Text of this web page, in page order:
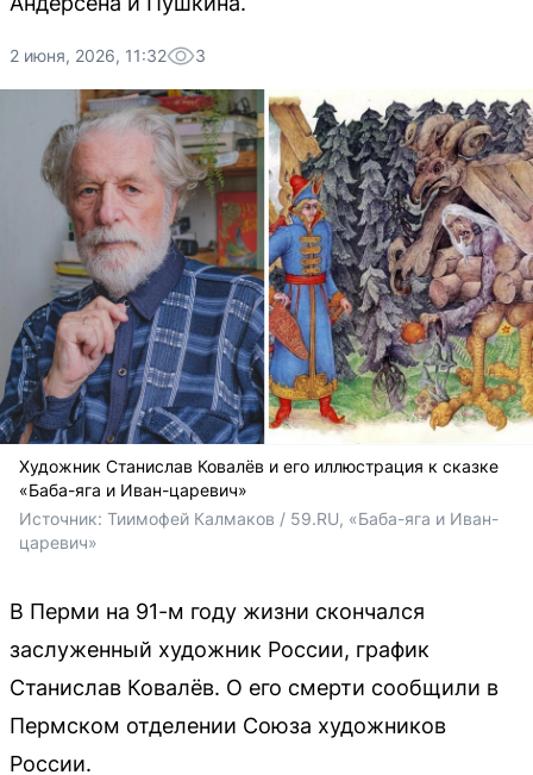
2 июня, 2026, 11:32 3
Художник Станислав Ковалёв и его иллюстрация к сказке
«Баба-яга и Иван-царевич»
Источник: Тиимофей Калмаков / 59.RU, «Баба-яга и Иван-
царевич»
В Перми на 91-м году жизни скончался
заслуженный художник России, график
Станислав Ковалёв. О его смерти сообщили в
Пермском отделении Союза художников
России.